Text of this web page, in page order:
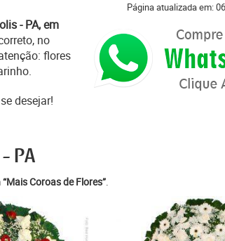
Página atualizada em:
- PA, em
no
flores
desejar!
PA
“Mais Coroas de Flores”.